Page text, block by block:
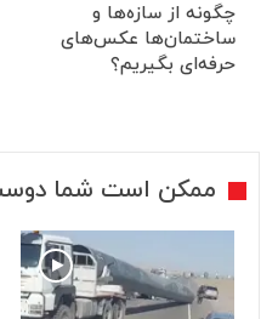
چگونه از سازه‌ها و
ساختمان‌ها عکس‌های
حرفه‌ای بگیریم؟
ممکن است شما